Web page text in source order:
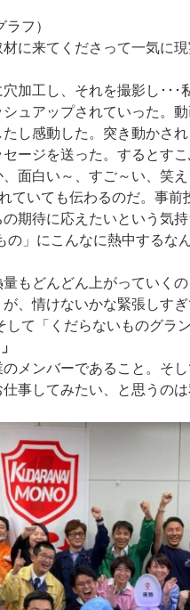
フ）
に来てくださって一気に現
加工し、それを撮影し･･･
ュアップされていった。
し感動した。突き動かさ
ージを送った。するとす
面白い～、すご～い、笑
ていても伝わるのだ。事
期待に応えたいという気
」にこんなに熱中するなん
もどんどん上がっていく
、情けないかな緊張しす
て「くだらないものグラ
メンバーであること。そ
事してみたい、と思うのは